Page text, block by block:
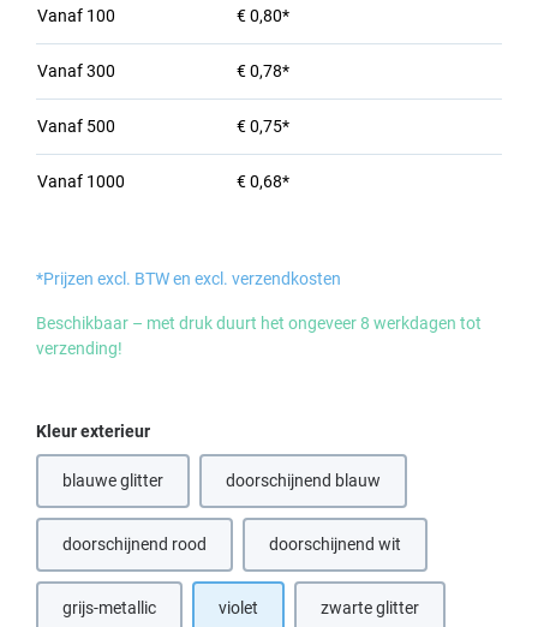
Vanaf 100 € 0,80*
Vanaf300 € 0,78*
Vanaf 500 € 0,75*
Vanaf 1000 € 0,68*
*Prijzen excl. BTW en excl. verzendkosten
Beschikbaar – met druk duurt het ongeveer 8 werkdagen tot
verzending!
Selecteer
Kleur exterieur
blauwe glitter doorschijnend blauw
doorschijnend rood doorschijnend wit
grijs-metallic(Deze optie is momenteel niet beschikbaar.)
violet zwarte glitter(Deze optie is momenteel